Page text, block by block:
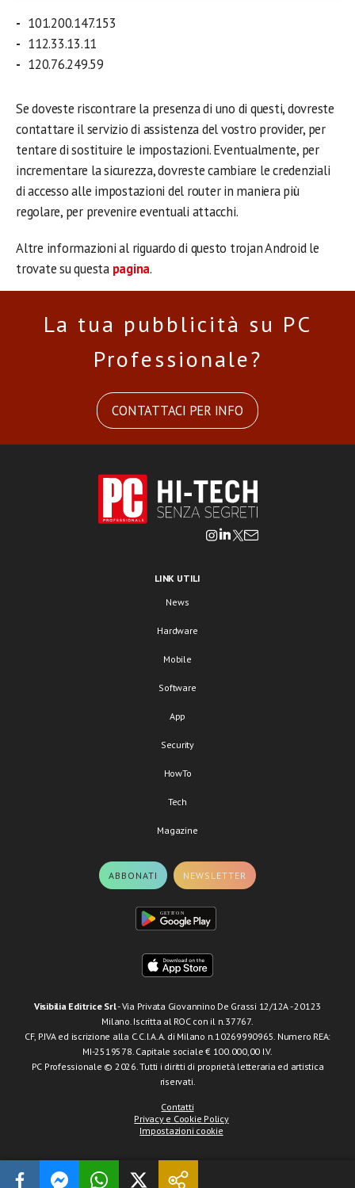
101.200.147.153
112.33.13.11
120.76.249.59
Se doveste riscontrare la presenza di uno di questi, dovreste
contattare il servizio di assistenza del vostro provider, per
tentare di sostituire le impostazioni. Eventualmente, per
incrementare la sicurezza, dovreste cambiare le credenziali
di accesso alle impostazioni del router in maniera più
regolare, per prevenire eventuali attacchi.
Altre informazioni al riguardo di questo trojan Android le
trovate su questa pagina.
La tua pubblicità su PC
Professionale?
CONTATTACI PER INFO
LINK UTILI
News
Hardware
Mobile
Software
App
Security
HowTo
Tech
Magazine
ABBONATI NEWSLETTER
Visibilia Editrice Srl- Via Privata Giovannino De Grassi 12/12A - 20123
Milano. Iscritta al ROC con il n.37767.
CF, P.IVA ed iscrizione alla C.C.I.A.A. di Milano n.10269990965. Numero REA:
MI-2519578. Capitale sociale € 100.000,00 I.V.
PC Professionale © 2026. Tutti i diritti di proprietà letteraria ed artistica
riservati.
Contatti
Privacy e Cookie Policy
Impostazioni cookie